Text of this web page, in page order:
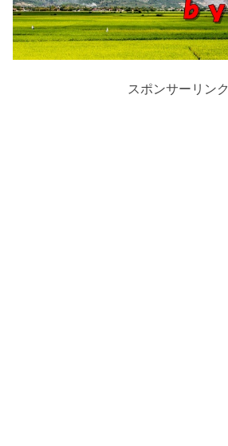
スポンサーリンク